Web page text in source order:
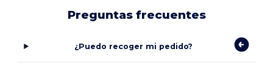
Preguntas frecuentes
¿Puedo recoger mi pedido?